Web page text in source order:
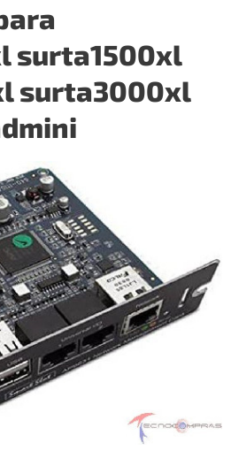
surta1500xl
surta3000xl